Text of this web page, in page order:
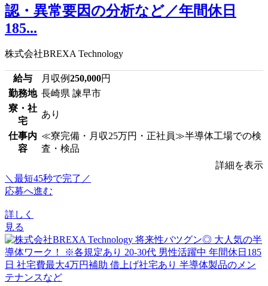
認・異常要因の分析など／年間休日
185...
株式会社BREXA Technology
給与 月収例250,000円
勤務地 長崎県 諫早市
寮・社
宅
あり
仕事内
容
≪寮完備・月収25万円・正社員≫半導体工場での検
査・検品
詳細を表示
＼最短45秒で完了／
応募へ進む
詳しく
見る